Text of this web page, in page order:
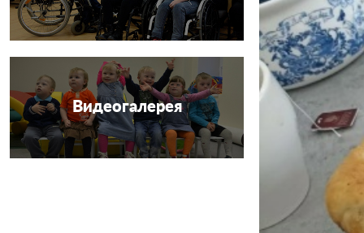
Видеогалерея